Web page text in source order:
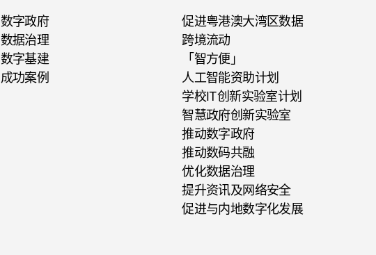
数字政府
数据治理
数字基建
成功案例
促进粤港澳大湾区数据
跨境流动
「智方便」
人工智能资助计划
学校IT创新实验室计划
智慧政府创新实验室
推动数字政府
推动数码共融
优化数据治理
提升资讯及网络安全
促进与内地数字化发展